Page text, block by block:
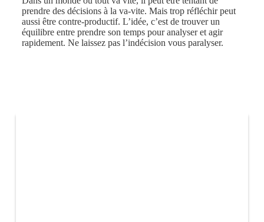
prendre des décisions à la va-vite. Mais trop réfléchir peut
aussi être contre-productif. L’idée, c’est de trouver un
équilibre entre prendre son temps pour analyser et agir
rapidement. Ne laissez pas l’indécision vous paralyser.